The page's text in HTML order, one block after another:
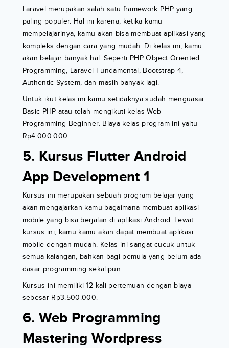
Laravel merupakan salah satu framework PHP yang
paling populer. Hal ini karena, ketika kamu
mempelajarinya, kamu akan bisa membuat aplikasi yang
kompleks dengan cara yang mudah. Di kelas ini, kamu
akan belajar banyak hal. Seperti PHP Object Oriented
Programming, Laravel Fundamental, Bootstrap 4,
Authentic System, dan masih banyak lagi.
Untuk ikut kelas ini kamu setidaknya sudah menguasai
Basic PHP atau telah mengikuti kelas Web
Programming Beginner. Biaya kelas program ini yaitu
Rp4.000.000
5. Kursus Flutter Android
App Development 1
Kursus ini merupakan sebuah program belajar yang
akan mengajarkan kamu bagaimana membuat aplikasi
mobile yang bisa berjalan di aplikasi Android. Lewat
kursus ini, kamu kamu akan dapat membuat aplikasi
mobile dengan mudah. Kelas ini sangat cucuk untuk
semua kalangan, bahkan bagi pemula yang belum ada
dasar programming sekalipun.
Kursus ini memiliki 12 kali pertemuan dengan biaya
sebesar Rp3.500.000.
6. Web Programming
Mastering Wordpress